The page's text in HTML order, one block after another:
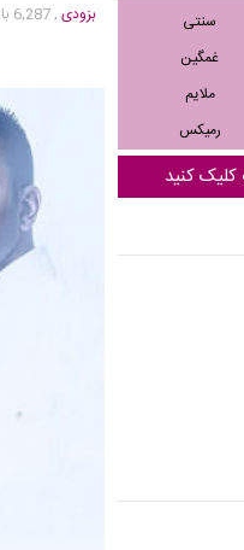
سنتی
غمگین
ملایم
رمیکس
کنید
بزودی, 6,287 بازدید